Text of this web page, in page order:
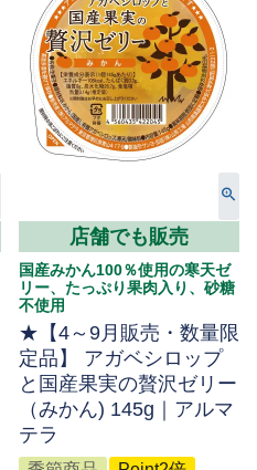
店舗でも販売
国産みかん100％使用の寒天ゼ
リー、たっぷり果肉入り、砂糖
不使用
★【4～9月販売・数量限
定品】 アガベシロップ
と国産果実の贅沢ゼリー
（みかん) 145g｜アルマ
テラ